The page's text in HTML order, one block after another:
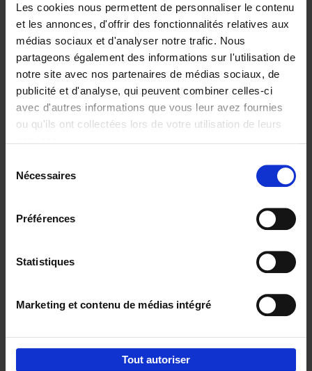
Les cookies nous permettent de personnaliser le contenu
et les annonces, d'offrir des fonctionnalités relatives aux
médias sociaux et d'analyser notre trafic. Nous
partageons également des informations sur l'utilisation de
notre site avec nos partenaires de médias sociaux, de
publicité et d'analyse, qui peuvent combiner celles-ci
avec d'autres informations que vous leur avez fournies
ou qu'ils ont collectées lors de votre utilisation de leurs
Nécessaires
Préférences
Statistiques
Marketing et contenu de médias intégré
Tout autoriser
Building Bonds = Building
Business
Jochen Roef Jozefien De Feyter
Carolien Boom
Couverture souple
2025 200
€29,99
Digital marketing like a PRO -
completely revised edition (EN)